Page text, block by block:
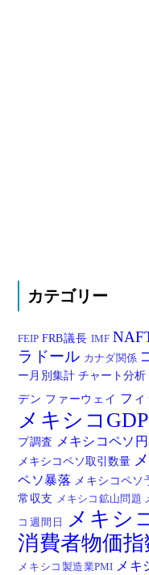
カテゴリー
FEIPFRB議長IMF
ラドール カナダ関係
ー月別集計 チャート分析
デン ファーウェイ フ
メキシコGDP
プ調査
メキシコペソ
メキシコペソ取引数量
ペソ暴落 メキシコペソ
常収支 メキシコ鉱山問題
コ週間日 メキシ
消費者物価指
メキシコ製造業PMI メキ